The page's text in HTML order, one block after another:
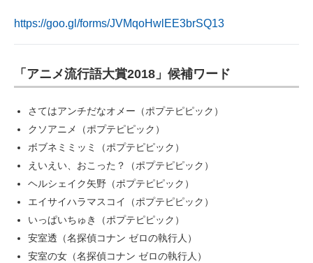
https://goo.gl/forms/JVMqoHwlEE3brSQ13
「アニメ流行語大賞2018」候補ワード
さてはアンチだなオメー（ポプテピピック）
クソアニメ（ポプテピピック）
ボブネミミッミ（ポプテピピック）
えいえい、おこった？（ポプテピピック）
ヘルシェイク矢野（ポプテピピック）
エイサイハラマスコイ（ポプテピピック）
いっぱいちゅき（ポプテピピック）
安室透（名探偵コナン ゼロの執行人）
安室の女（名探偵コナン ゼロの執行人）